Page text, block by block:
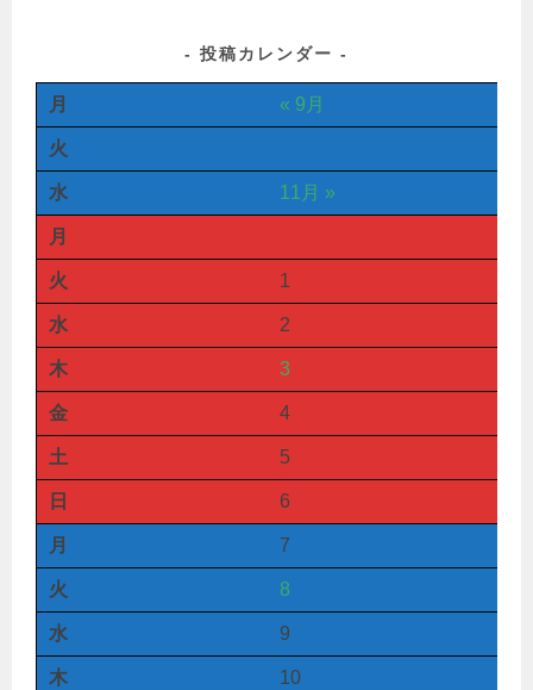
投稿カレンダー
月 « 9月
火
水 11月 »
月
火 1
水 2
木 3
金 4
土 5
日 6
月 7
火 8
水 9
木 10